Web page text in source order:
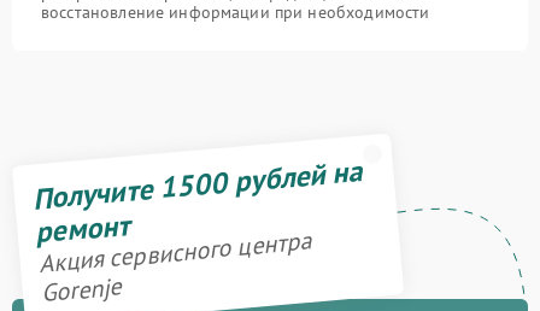
восстановление информации при необходимости
Получите 1500 рублей на
ремонт
Акция сервисного центра
Gorenje